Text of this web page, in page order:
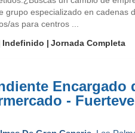
grupo especializado en cadenas
as para centros ...
Indefinido Jornada Completa
Encargado
-